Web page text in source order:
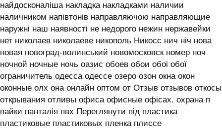
найдосконаліша накладка накладками наличии
наличником напівтонів направляючою направляющие
наружні наш наявності не недорого нежин нержавейки
нет николаев николаеве никополь Никосс нич ніч нова
новая новоград-волинський новомосковск номер ноч
ночной ночные ночь оазис обоев обои обоі обої
ограничитель одесса одессе озеро озон окна окон
оконные олх она онлайн оптом от Отзыв отзывов откосы
открывания отливы офиса офисные офісах. охрана п
пайки панталія пвх Переглянути під пластика
пластиковые пластиковых пленка плиссе